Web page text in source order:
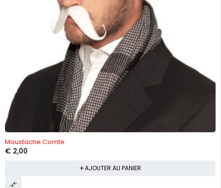
Moustache Comte
€ 2,00
AJOUTER AU PANIER